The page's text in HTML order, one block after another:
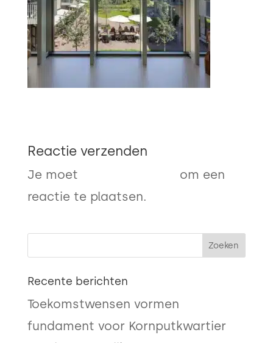
Reactie verzenden
Je moet
om een
reactie te plaatsen.
Recente berichten
Toekomstwensen vormen
fundament voor Kornputkwartier